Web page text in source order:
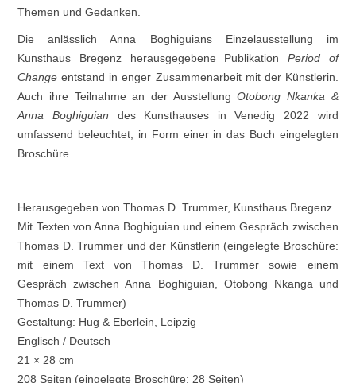
Themen und Gedanken.
Die anlässlich Anna Boghiguians Einzelausstellung im
Kunsthaus Bregenz herausgegebene Publikation Period of
Change entstand in enger Zusammenarbeit mit der Künstlerin.
Auch ihre Teilnahme an der AusstellungOtobong Nkanka &
Anna Boghiguian des Kunsthauses in Venedig 2022 wird
umfassend beleuchtet, in Form einer in das Buch eingelegten
Broschüre.
Herausgegeben von Thomas D. Trummer, Kunsthaus Bregenz
Mit Texten von Anna Boghiguian und einem Gespräch zwischen
Thomas D. Trummer und der Künstlerin (eingelegte Broschüre:
mit einem Text von Thomas D. Trummer sowie einem
Gespräch zwischen Anna Boghiguian, Otobong Nkanga und
Thomas D. Trummer)
Gestaltung: Hug & Eberlein, Leipzig
Englisch / Deutsch
21 × 28 cm
208 Seiten (eingelegte Broschüre: 28 Seiten)